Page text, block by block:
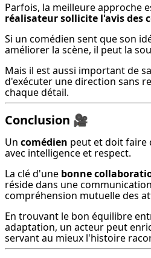
Parfois, la meilleure approche
réalisateur sollicite l'avis des
Si un comédien sent que son
améliorer la scène, il peut la
Mais il est aussi important de
d'exécuter une direction sans
chaque détail.
Conclusion 🎥
Un comédien peut et doit faire
avec intelligence et respect.
La clé d'une bonne
réside dans une
compréhension mutuelle des
En trouvant le bon équilibre
adaptation, un acteur peut
servant au mieux l'histoire